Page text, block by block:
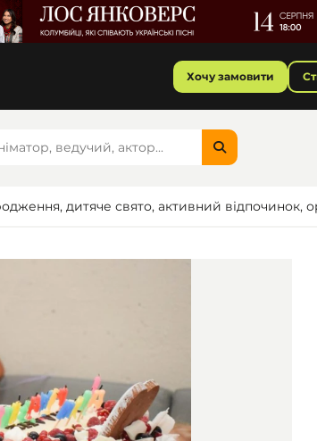
Хочу замовити
дитяче свято, активний відпочинок,